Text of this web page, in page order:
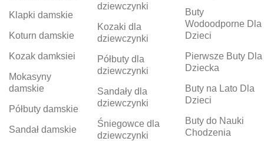
Klapki damskie
Koturn damskie
Kozak damksiei
Mokasyny
damskie
Półbuty damskie
Sandał damskie
dziewczynki
Kozaki dla
dziewczynki
Półbuty dla
dziewczynki
Sandały dla
dziewczynki
Śniegowce dla
dziewczynki
Buty
Wodoodporne Dla
Dzieci
Pierwsze Buty Dla
Dziecka
Buty na Lato Dla
Dzieci
Buty do Nauki
Chodzenia